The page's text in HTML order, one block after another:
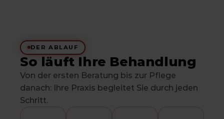
DER ABLAUF
So läuft Ihre Behandlung
Von der ersten Beratung bis zur Pflege
danach: Ihre Praxis begleitet Sie durch jeden
Schritt.